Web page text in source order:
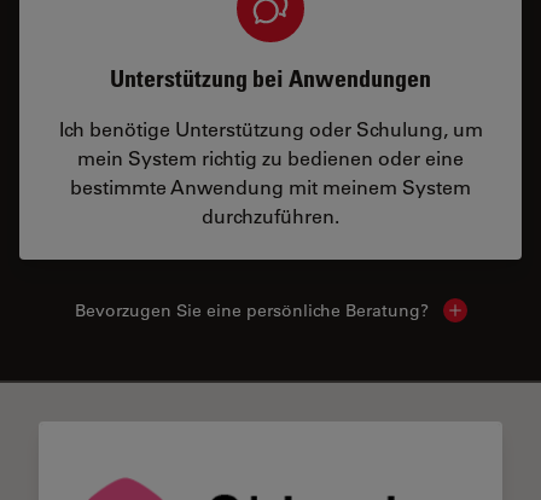
Unterstützung bei Anwendungen
Ich benötige Unterstützung oder Schulung, um
mein System richtig zu bedienen oder eine
bestimmte Anwendung mit meinem System
durchzuführen.
Bevorzugen Sie eine persönliche Beratung? Show